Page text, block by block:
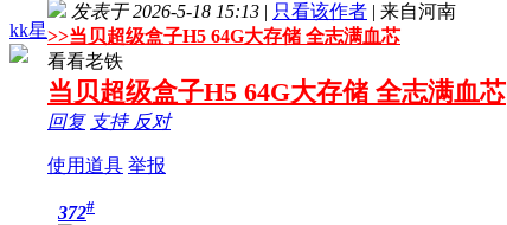
kk星
发表于 2026-5-18 15:13 | 只看该作者 | 来自河南
>>当贝超级盒子H5 64G大存储 全志满血芯
看看老铁
当贝超级盒子H5 64G大存储 全志满血芯
回复 支持 反对
使用道具 举报
372#